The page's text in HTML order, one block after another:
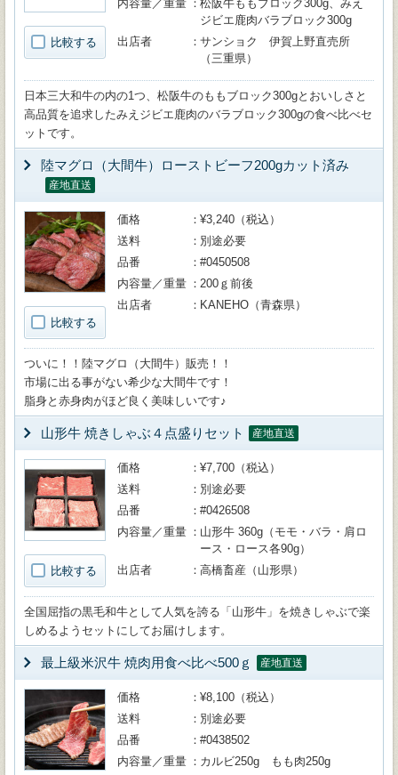
比較する
内容量／重量
松阪牛ももブロック300g、みえ
ジビエ鹿肉バラブロック300g
出店者
サンショク 伊賀上野直売所
（三重県）
日本三大和牛の内の1つ、松阪牛のももブロック300gとおいしさと
高品質を追求したみえジビエ鹿肉のバラブロック300gの食べ比べセ
ットです。
陸マグロ（大間牛）ローストビーフ200gカット済み
産地直送
比較する
価格
¥3,240（税込）
送料
別途必要
品番
#0450508
内容量／重量
200ｇ前後
出店者
KANEHO（青森県）
ついに！！陸マグロ（大間牛）販売！！
市場に出る事がない希少な大間牛です！
脂身と赤身肉がほど良く美味しいです♪
山形牛 焼きしゃぶ４点盛りセット 産地直送
比較する
価格
¥7,700（税込）
送料
別途必要
品番
#0426508
内容量／重量
山形牛 360g（モモ・バラ・肩ロ
ース・ロース各90g）
出店者
高橋畜産（山形県）
全国屈指の黒毛和牛として人気を誇る「山形牛」を焼きしゃぶで楽
しめるようセットにしてお届けします。
最上級米沢牛 焼肉用食べ比べ500ｇ 産地直送
価格
¥8,100（税込）
送料
別途必要
品番
#0438502
内容量／重量
カルビ250g もも肉250g